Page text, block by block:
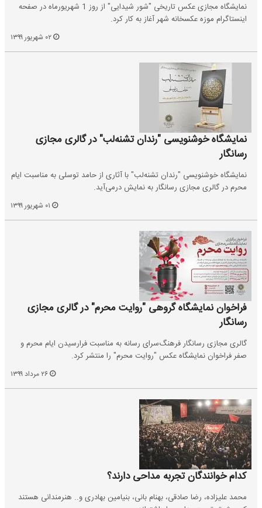
نمایشگاه مجازی عکس تاریخی‌ "شور شیدایی" از روز 1 شهریورماه در صفحه
اینستاگرام موزه عکسخانه شهر آغاز به کار کرد.
نمایشگاه خوشنویسی "رندان تشنه‌لب" در گالری مجازی
رسانگار
نمایشگاه خوشنویسی "رندان تشنه‌لب" با آثاری از حامد توسلی به مناسبت ایام
محرم در گالری مجازی رسانگار به نمایش درمی‌آید.
فراخوان نمایشگاه گروهی "روایت محرم" در گالری مجازی
رسانگار
گالری مجازی رسانگار فرهنگ‌سرای رسانه به مناسبت فرارسیدن ایام محرم و
صفر فراخوان نمایشگاه عکس "روایت محرم" را منتشر کرد.
کدام خوانندگان تجربه مداحی دارند؟
محمد علیزاده، رضا صادقی، بهنام بانی، بنیامین بهادری و.. هنرمندانی هستند